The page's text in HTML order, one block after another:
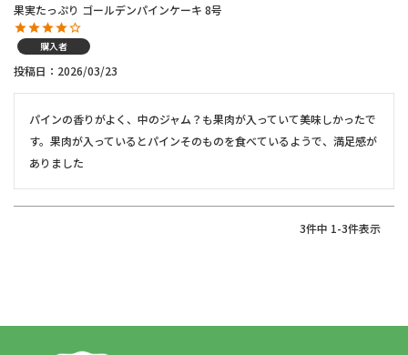
果実たっぷり ゴールデンパインケーキ 8号
購入者
投稿日 2026/03/23
パインの香りがよく、中のジャム？も果肉が入っていて美味しかったで
す。果肉が入っているとパインそのものを食べているようで、満足感が
ありました
3件中 1-3件表示